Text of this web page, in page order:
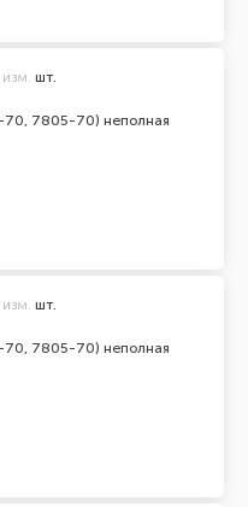
7805-70) неполная
изм. шт.
7805-70) неполная
изм. шт.